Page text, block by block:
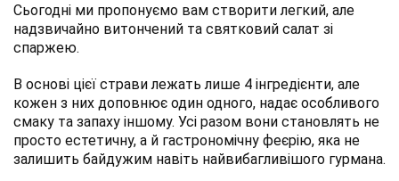
Сьогодні ми пропонуємо вам створити легкий, але
надзвичайно витончений та святковий салат зі
спаржею.
В основі цієї страви лежать лише 4 інгредієнти, але
кожен з них доповнює один одного, надає особливого
смаку та запаху іншому. Усі разом вони становлять не
просто естетичну, а й гастрономічну феєрію, яка не
залишить байдужим навіть найвибагливішого гурмана.